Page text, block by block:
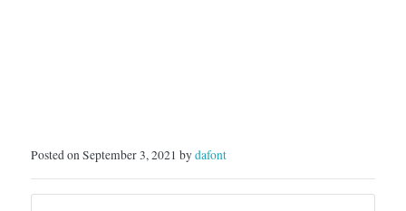
Posted on September 3, 2021 bydafont